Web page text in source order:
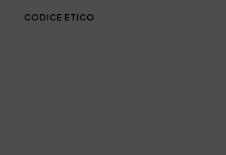
CODICE ETICO